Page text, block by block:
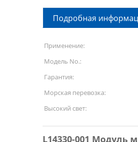
Подробная
Применение:
Модель No.:
Гарантия:
Морская перевозка:
Высокий свет:
L14330-001 Модуль